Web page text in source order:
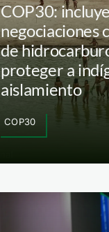
COP30:
negociaciones
de
proteger a
aislamiento
COP30